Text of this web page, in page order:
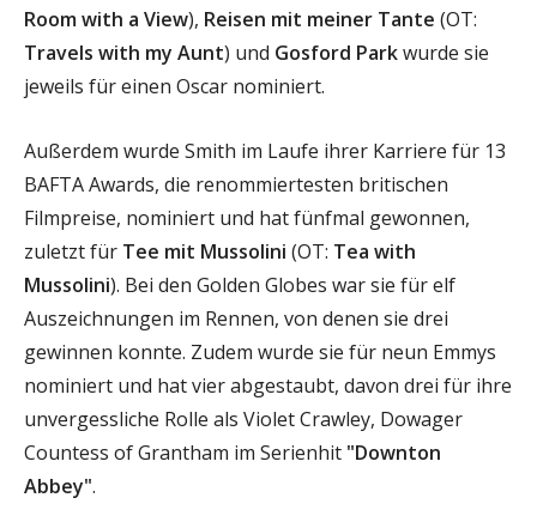
Room with a View), Reisen mit meiner Tante (OT:
Travels with my Aunt) und Gosford Parkwurde sie
jeweils für einen Oscar nominiert.
Außerdem wurde Smith im Laufe ihrer Karriere für 13
BAFTA Awards, die renommiertesten britischen
Filmpreise, nominiert und hat fünfmal gewonnen,
zuletzt für Tee mit Mussolini (OT: Tea with
Mussolini). Bei den Golden Globes war sie für elf
Auszeichnungen im Rennen, von denen sie drei
gewinnen konnte. Zudem wurde sie für neun Emmys
nominiert und hat vier abgestaubt, davon drei für ihre
unvergessliche Rolle als Violet Crawley, Dowager
Countess of Grantham im Serienhit "Downton
Abbey".